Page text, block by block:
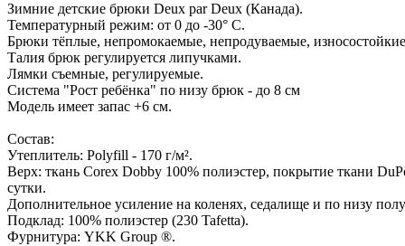
Зимние детские брюки Deux par Deux (Канада).
Температурный режим: от 0 до -30° С.
Брюки тёплые, непромокаемые, непродуваемые,
Талия брюк регулируется липучками.
Лямки съемные, регулируемые.
Система "Рост ребёнка" по низу брюк - до 8 см
Модель имеет запас +6 см.
Состав:
Утеплитель: Polyfill - 170 г/м².
Верх: ткань Corex Dobby 100% полиэстер, покрытие ткани
сутки.
Дополнительное усиление на коленях, седалище и по низу
Подклад: 100% полиэстер (230 Tafetta).
Фурнитура: YKK Group ®.